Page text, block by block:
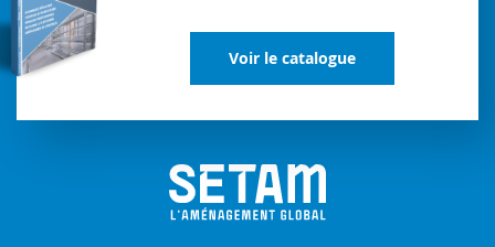
Voir le catalogue